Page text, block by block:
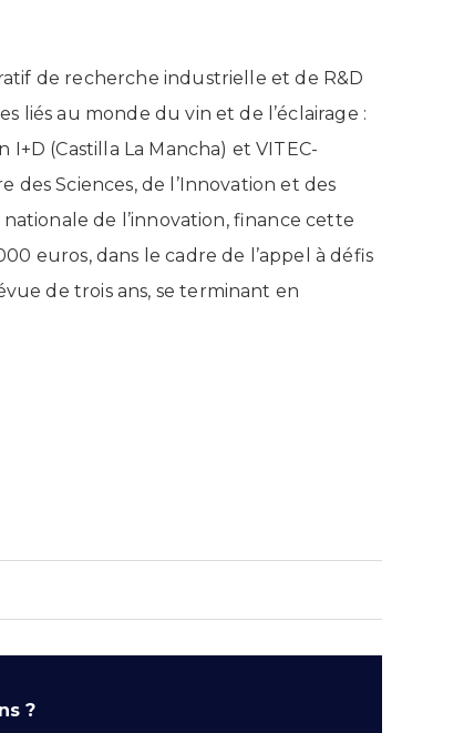
de recherche industrielle et de R&D
liés au monde du vin et de l’éclairage :
(Castilla La Mancha) et VITEC-
des Sciences, de l’Innovation et des
nationale de l’innovation, finance cette
euros, dans le cadre de l’appel à défis
de trois ans, se terminant en
?